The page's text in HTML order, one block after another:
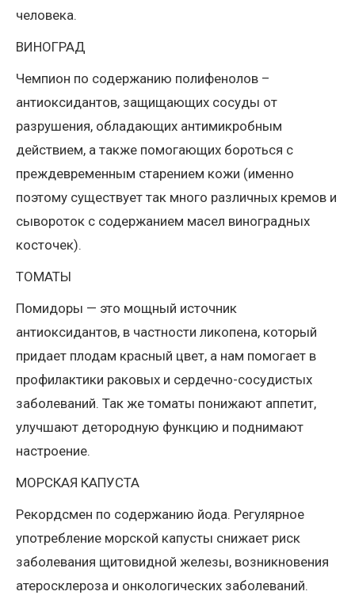
человека.
ВИНОГРАД
Чемпион по содержанию полифенолов –
антиоксидантов, защищающих сосуды от
разрушения, обладающих антимикробным
действием, а также помогающих бороться с
преждевременным старением кожи (именно
поэтому существует так много различных кремов и
сывороток с содержанием масел виноградных
косточек).
ТОМАТЫ
Помидоры — это мощный источник
антиоксидантов, в частности ликопена, который
придает плодам красный цвет, а нам помогает в
профилактики раковых и сердечно-сосудистых
заболеваний. Так же томаты понижают аппетит,
улучшают детородную функцию и поднимают
настроение.
МОРСКАЯ КАПУСТА
Рекордсмен по содержанию йода. Регулярное
употребление морской капусты снижает риск
заболевания щитовидной железы, возникновения
атеросклероза и онкологических заболеваний.